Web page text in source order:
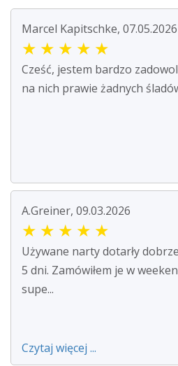
Marcel Kapitschke, 07.05.2026
★ ★ ★ ★ ★
Cześć, jestem bardzo
na nich prawie żadnych
A.Greiner, 09.03.2026
★ ★ ★ ★ ★
Używane narty dotarły
5 dni. Zamówiłem je w
supe...
Czytaj więcej ...